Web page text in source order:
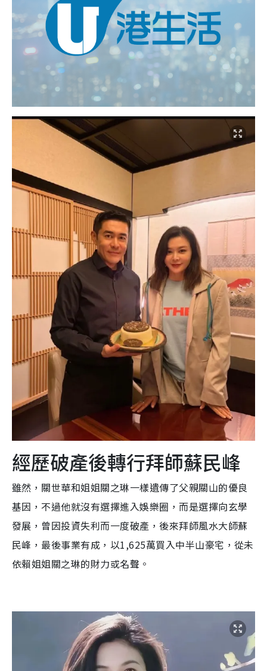
經歷破產後轉行拜師蘇民峰
雖然，關世華和姐姐關之琳一樣遺傳了父親關山的優良
基因，不過他就沒有選擇進入娛樂圈，而是選擇向玄學
發展，曾因投資失利而一度破產，後來拜師風水大師蘇
民峰，最後事業有成，以1,625萬買入中半山豪宅，從未
依賴姐姐關之琳的財力或名聲。